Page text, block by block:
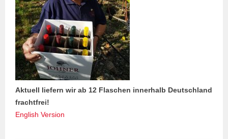
Aktuell liefern wir ab 12 Flaschen innerhalb Deutschland
frachtfrei!
English Version